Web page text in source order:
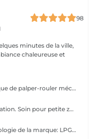
98
minutes de la ville,
chaleureuse et
CELLUM6 INFINITY est une technique de palper-rouler mécanique non invasive qui stimule la peau pour déstocker les graisses localisées, lisser la cellulite, raffermir les tissus, sculpter la silhouette et drainer l'organisme.. Séance de 40' deux fois par semaine. Notre cure-abonnement va de 12 à 20 séances selon le besoin, Voir rubrique abonnement. Si vous ne faites qu'une seule séance une combinaison de 25 eur sera facturée Une évaluation de notre part est nécessaire avant toute cure. Bilan gratuit sur rendez-vous Nous améliorons les résultats avec la combinaison de micro-nutriments et cosmétiques spécifiques de LPG associés à la cure Femmes enceintes ou allaitantes traitement possible sur les jambes uniquement, recommandons le programme drainant A noter que tout traitement amincissant doit être lié à une bonne hygiène de vie LPG ENDERMOLOGIE est présent dans le monde entier avec plus de 35 ans d'expertise
APPAREIL INFINITY dernière génération. Soin pour petite zone uniquement (ex.bras, genoux, mollets) où nous allons cibler la problématique (cellulite, relâchement, graisse, volume) LPG va stimuler la peau d'une façon mécanique et 100% naturelle pour atteindra l'objectif souhaité. Nos cures sont de 12 séances minimum, 2xsemaine.. Une évaluation de notre part est nécessaire avant toute cure. Bilan gratuit sur rendez-vous Si vous ne faites qu'une seule séance une combinaison de 25 eur sera facturée LPG ENDERMOLOGIE est présent dans le monde entier avec plus de 35 ans d'expertise
LPG INFINITY est la dernière technologie de la marque: LPG est à la base médicale et existe dans le marché depuis plus de 35 ans. La technique est 100% naturelle. Le drainage lymphatique aide à soulager l'inconfort des jambes lourdes et gonflées; en stimulant la circulation de la lymphe il va draîner et évacuer les liquides excédentaires et les déchets métaboliques. En séance unique, un collant vous sera prêté lors de cette prestation,également en vente 25 eur.